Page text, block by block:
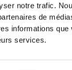
notre trafic.
de
informations
services.